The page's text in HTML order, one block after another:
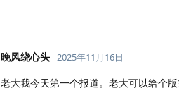
晚风绕心头 2025年11月16日
老大我今天第一个报道。老大可以给个